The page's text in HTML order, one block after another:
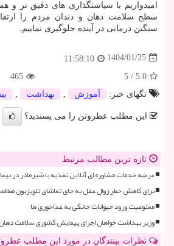
امیدواریم با سیاستگذاری های دقیق تر و
سطح سلامت دهان و دندان مردم را
سنگین درمانی در آینده جلوگیری نماییم.
1404/01/25
11:58:10
5.0
/
5
465
تگهای خبر:
آموزش بهداشت
این مطلب عطروتن را می پسندید؟
تازه ترین مطالب مرتبط
عرضه خدمات مشاوره ای آنلاین تغذیه با شیرمادر در
برای کاهش خطر زوال عقل به جای تماشای تلویزیون
ممنوعیت ورود حیوانات خانگی به غذاخوری ها
وزیر بهداشت خواهان اجرای پیمایش کشوری سلامت
نظرات بینندگان در مورد این مطلب